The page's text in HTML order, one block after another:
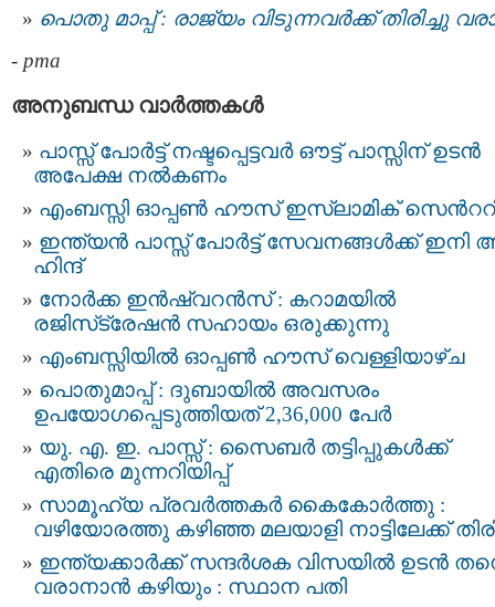
പൊതു മാപ്പ് : രാജ്യം വിടുന്നവര്‍ക്ക് തിരിച്ചു
- pma
അനുബന്ധ വാര്‍ത്തകള്‍
പാസ്സ് പോർട്ട് നഷ്ടപ്പെട്ടവര്‍ ഔട്ട് പാസ്സിന് ഉടൻ
അപേക്ഷ നല്‍കണം
എംബസ്സി ഓപ്പണ്‍ ഹൗസ് ഇസ്ലാമിക്
ഇന്ത്യന്‍ പാസ്സ്‌ പോർട്ട് സേവനങ്ങള്‍ക്ക് ഇനി
ഹിന്ദ്
നോർക്ക ഇൻഷ്വറൻസ് : കറാമയിൽ
രജിസ്‌ട്രേഷൻ സഹായം ഒരുക്കുന്നു
എംബസ്സിയിൽ ഓപ്പൺ ഹൗസ് വെള്ളിയാഴ്ച
പൊതുമാപ്പ് : ദുബായിൽ അവസരം
ഉപയോഗപ്പെടുത്തിയത് 2,36,000 പേർ
യു. എ. ഇ. പാസ്സ് : സൈബർ തട്ടിപ്പുകൾക്ക്
എതിരെ മുന്നറിയിപ്പ്
സാമൂഹ്യ പ്രവർത്തകർ കൈകോർത്തു :
വഴിയോരത്തു കഴിഞ്ഞ മലയാളി നാട്ടിലേക്ക്
ഇന്ത്യക്കാർക്ക് സന്ദർശക വിസയിൽ ഉടൻ
വരാനാന്‍ കഴിയും : സ്ഥാന പതി